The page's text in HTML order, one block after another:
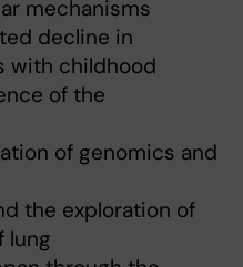
mechanisms
decline in
with childhood
of the
of genomics and
the exploration of
lung